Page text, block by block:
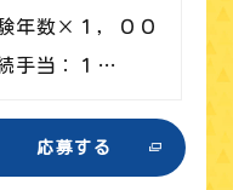
年数×１，００
手当：１…
応募する